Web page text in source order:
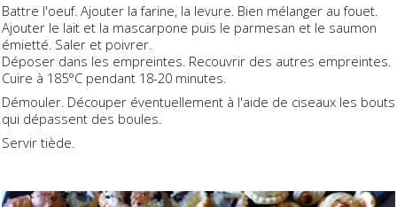
Battre l'oeuf. Ajouter la farine, la levure. Bien mélanger au fouet.
Ajouter le lait et la mascarpone puis le parmesan et le saumon
émietté. Saler et poivrer.
Déposer dans les empreintes. Recouvrir des autres empreintes.
Cuire à 185°C pendant 18-20 minutes.
Démouler. Découper éventuellement à l'aide de ciseaux les bouts
qui dépassent des boules.
Servir tiède.